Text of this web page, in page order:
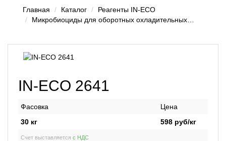
Главная Каталог
Реагенты IN-ECO
Микробиоциды для оборотных охладительных…
IN-ECO 2641
Фасовка
Цена
30 кг
598 руб/кг
Счет выставляется с НДС